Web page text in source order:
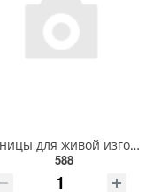
Ножницы для живой изгороди Gruntek 560 мм. - (Gruntek - 295303560)
588